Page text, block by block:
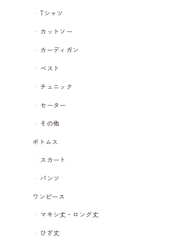
Tシャツ
カットソー
カーディガン
ベスト
チュニック
セーター
その他
ボトムス
スカート
パンツ
ワンピース
マキシ丈・ロング丈
ひざ丈